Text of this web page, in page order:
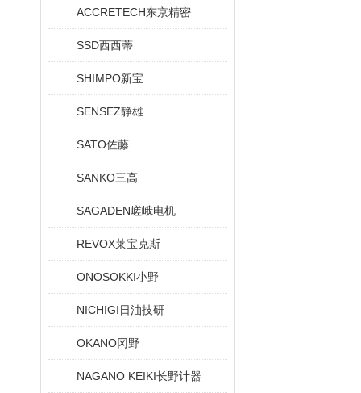
ACCRETECH东京精密
SSD西西蒂
SHIMPO新宝
SENSEZ静雄
SATO佐藤
SANKO三高
SAGADEN嵯峨电机
REVOX莱宝克斯
ONOSOKKI小野
NICHIGI日油技研
OKANO冈野
NAGANO KEIKI长野计器